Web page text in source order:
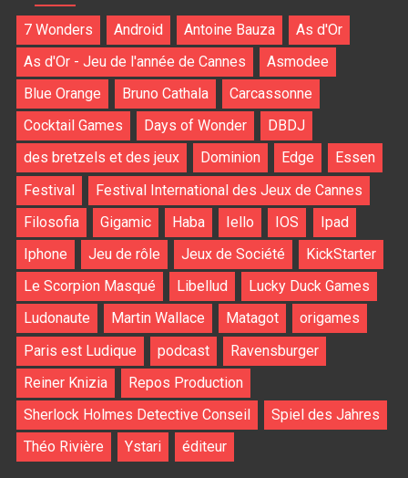
7 Wonders Android Antoine Bauza
As d'Or
As d'Or - Jeu de l'année de Cannes
Asmodee
Blue Orange
Bruno Cathala
Carcassonne
Cocktail Games
Days of Wonder
DBDJ
des bretzels et des jeux
Dominion Edge
Essen
Festival
Festival International des Jeux de Cannes
Filosofia
Gigamic Haba Iello IOS
Ipad
Iphone
Jeu de rôle Jeux de Société
KickStarter
Le Scorpion Masqué
Libellud
Lucky Duck Games
Ludonaute
Martin Wallace Matagot
origames
Paris est Ludique
podcast
Ravensburger
Reiner Knizia
Repos Production
Sherlock Holmes Detective Conseil
Spiel des Jahres
Théo Rivière
Ystari éditeur